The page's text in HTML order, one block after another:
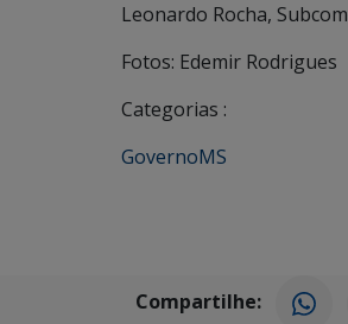
Leonardo Rocha, Subcom
Fotos: Edemir Rodrigues
Categorias :
GovernoMS
Compartilhe: